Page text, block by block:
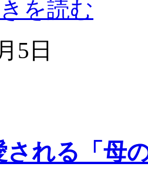
を読む
5日
される「母